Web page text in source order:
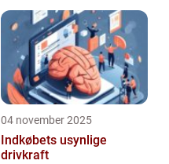
04 november 2025
Indkøbets usynlige
drivkraft